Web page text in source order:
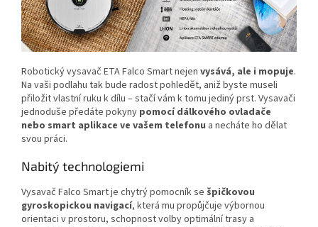
Robotický vysavač ETA Falco Smart nejen vysává, ale i mopuje.
Na vaši podlahu tak bude radost pohledět, aniž byste museli
přiložit vlastní ruku k dílu – stačí vám k tomu jediný prst. Vysavači
jednoduše předáte pokyny pomocí dálkového ovladače
nebo smart aplikace ve vašem telefonu a necháte ho dělat
svou práci.
Nabitý technologiemi
Vysavač Falco Smart je chytrý pomocník se špičkovou
gyroskopickou navigací, která mu propůjčuje výbornou
orientaci v prostoru, schopnost volby optimální trasy a